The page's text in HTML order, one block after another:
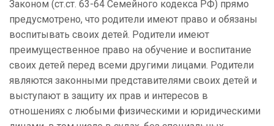
Законом (ст.ст. 63-64 Семейного кодекса РФ) прямо
предусмотрено, что родители имеют право и обязаны
воспитывать своих детей. Родители имеют
преимущественное право на обучение и воспитание
своих детей перед всеми другими лицами. Родители
являются законными представителями своих детей и
выступают в защиту их прав и интересов в
отношениях с любыми физическими и юридическими